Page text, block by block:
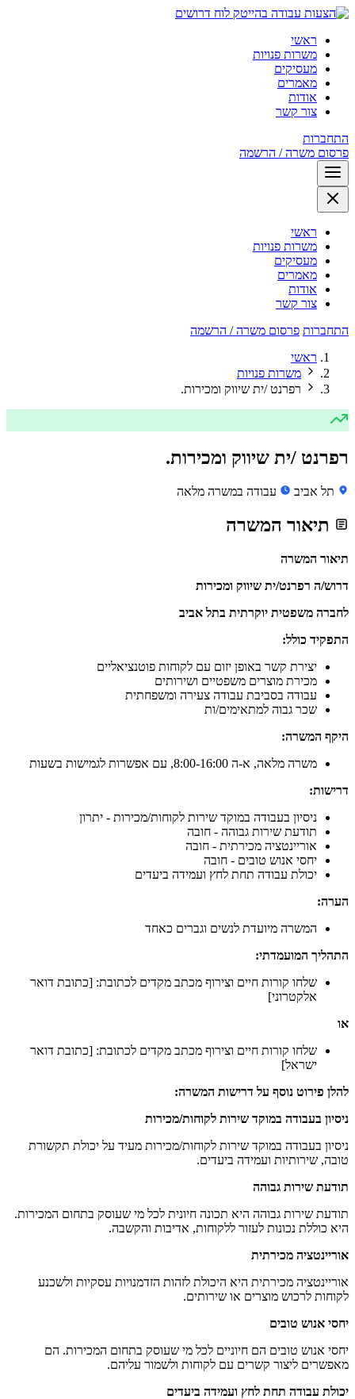
לוח דרושים
ראשי
משרות פנויות
מעסיקים
מאמרים
אודות
צור קשר
התחברות
פרסום משרה / הרשמה
ראשי
משרות פנויות
מעסיקים
מאמרים
אודות
צור קשר
התחברות פרסום משרה / הרשמה
ראשי
משרות פנויות
רפרנט /ית שיווק ומכירות.
רפרנט /ית שיווק ומכירות.
תל אביב עבודה במשרה מלאה
תיאור המשרה
תיאור המשרה
דרוש/ה רפרנט/ית שיווק ומכירות
לחברה משפטית יוקרתית בתל אביב
התפקיד כולל:
יצירת קשר באופן יזום עם לקוחות פוטנציאליים
מכירת מוצרים משפטיים ושירותים
עבודה בסביבת עבודה צעירה ומשפחתית
שכר גבוה למתאימים/ות
היקף המשרה:
משרה מלאה, א-ה 8:00-16:00, עם אפשרות לגמישות בשעות
דרישות:
ניסיון בעבודה במוקד שירות לקוחות/מכירות - יתרון
תודעת שירות גבוהה - חובה
אוריינטציה מכירתית - חובה
יחסי אנוש טובים - חובה
יכולת עבודה תחת לחץ ועמידה ביעדים
הערה:
המשרה מיועדת לנשים וגברים כאחד
התהליך המועמדתי:
שלחו קורות חיים וצירוף מכתב מקדים לכתובת: [כתובת דואר
אלקטרוני]
או
שלחו קורות חיים וצירוף מכתב מקדים לכתובת: [כתובת דואר
ישראל]
להלן פירוט נוסף על דרישות המשרה:
ניסיון בעבודה במוקד שירות לקוחות/מכירות
ניסיון בעבודה במוקד שירות לקוחות/מכירות מעיד על יכולת תקשורת
טובה, שירותיות ועמידה ביעדים.
תודעת שירות גבוהה
תודעת שירות גבוהה היא תכונה חיונית לכל מי שעוסק בתחום המכירות.
היא כוללת נכונות לעזור ללקוחות, אדיבות והקשבה.
אוריינטציה מכירתית
אוריינטציה מכירתית היא היכולת לזהות הזדמנויות עסקיות ולשכנע
לקוחות לרכוש מוצרים או שירותים.
יחסי אנוש טובים
יחסי אנוש טובים הם חיוניים לכל מי שעוסק בתחום המכירות. הם
מאפשרים ליצור קשרים עם לקוחות ולשמור עליהם.
יכולת עבודה תחת לחץ ועמידה ביעדים